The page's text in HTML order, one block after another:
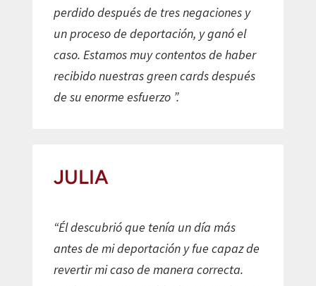
perdido después de tres negaciones y
un proceso de deportación, y ganó el
caso. Estamos muy contentos de haber
recibido nuestras green cards después
de su enorme esfuerzo ”.
JULIA
“Él descubrió que tenía un día más
antes de mi deportación y fue capaz de
revertir mi caso de manera correcta.